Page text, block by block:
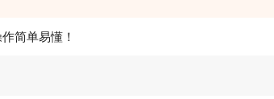
简单易懂！